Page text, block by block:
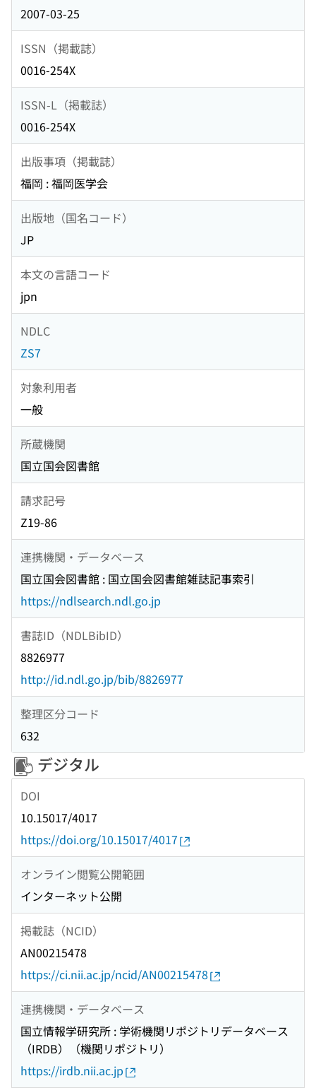
2007-03-25
ISSN（掲載誌）
0016-254X
ISSN-L（掲載誌）
0016-254X
出版事項（掲載誌）
福岡 : 福岡医学会
出版地（国名コード）
JP
本文の言語コード
jpn
NDLC
ZS7
対象利用者
一般
所蔵機関
国立国会図書館
請求記号
Z19-86
連携機関・データベース
国立国会図書館 : 国立国会図書館雑誌記事索引
https://ndlsearch.ndl.go.jp
書誌ID（NDLBibID）
8826977
http://id.ndl.go.jp/bib/8826977
整理区分コード
632
デジタル
DOI
10.15017/4017
https://doi.org/10.15017/4017
オンライン閲覧公開範囲
インターネット公開
掲載誌（NCID）
AN00215478
https://ci.nii.ac.jp/ncid/AN00215478
連携機関・データベース
国立情報学研究所 : 学術機関リポジトリデータベース
（IRDB）（機関リポジトリ）
https://irdb.nii.ac.jp